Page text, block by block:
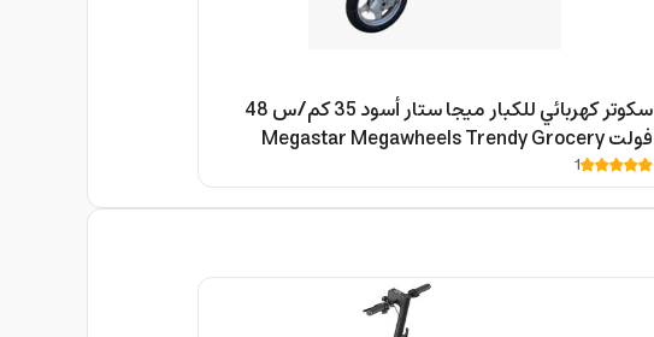
سكوتر كهربائي للكبار ميجا ستار أسود 35 كم/س 48
فولت Megastar Megawheels Trendy Grocery
Electric Scooter
1